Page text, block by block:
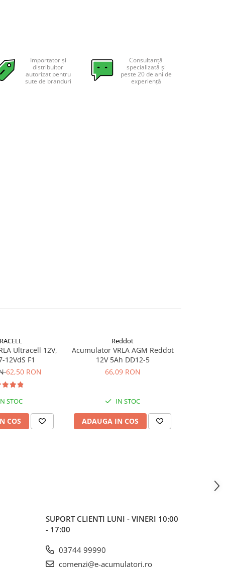
Importator și
distribuitor
autorizat pentru
sute de branduri
Consultanță
specializată și
peste 20 de ani de
experiență
Ultracell 12V,
12VdS F1
62,50 RON
STOC
COS
Reddot
Acumulator VRLA AGM Reddot
12V 5Ah DD12-5
66,09 RON
IN STOC
ADAUGA IN COS
SUPORT CLIENTI LUNI - VINERI 10:00
- 17:00
03744 99990
comenzi@e-acumulatori.ro